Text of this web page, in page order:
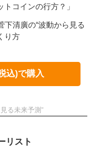
コインの行方？」
清廣の“波動から見る
り方
込)で購入
る未来予測”
リスト